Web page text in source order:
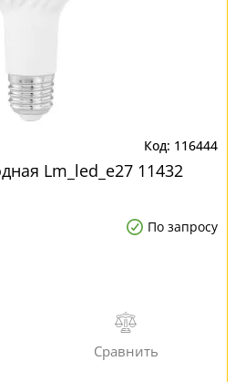
116444
Lm_led_e27 11432
По запросу